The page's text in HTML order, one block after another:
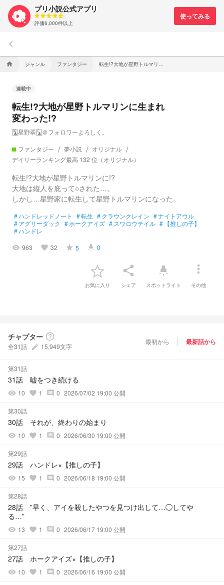
プリ小説公式アプリ
評価6,000件以上
keyboard_arrow_left
home ジャンル ファンタジー
連載中
転生!?大地が星野トルマリンに生まれ
変わった!?
🃚星野翠🃜＠フォロワーよろしく。
ファンタジー
夢小説
オリジナル
デイリーランキング最高 132 位（オリジナル）
転生!?大地が星野トルマリンに!?
大地は縦人を庇って○された…。
しかし…星野家に転生して星野トルマリンになった。
#ハンドレッドノート #転生 #クラウンクレイン #ナイトアウル
#アグリーダック #ホークアイズ # スワロウテイル # 【推しの子】
#ハンドレ
visibility 963 favorite 32 grade 5 highlight 0
お気に入り
share
シェア
highlight
スポットライト
more_vert
その他
チャプター help_outline
全31話 create 15,949文字
最初から 最新話から
第31話
31話 嘘をつき続ける
visibility 10 favorite 1 comment 0 2026/07/02 19:00 公開
第30話
30話 それが、終わりの始まり
visibility 10 favorite 1 comment 0 2026/06/30 19:00 公開
第29話
29話 ハンドレ×【推しの子】
visibility 15 favorite 1 comment 0 2026/06/18 19:00 公開
第28話
28話 ”早く、アイを殺したやつを見つけ出して…◯してや
る…”
visibility 13 favorite 1 comment 0 2026/06/17 19:00 公開
第27話
27話 ホークアイズ×【推しの子】
visibility 10 favorite 1 comment 0 2026/06/16 19:00 公開